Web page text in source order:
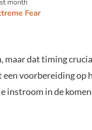
maar dat timing
voorbereiding op
in de